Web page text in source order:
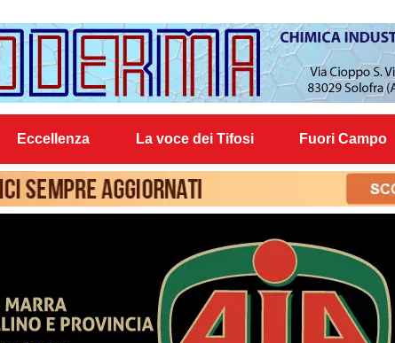
Eccellenza La voce dei Tifosi Fuori Campo